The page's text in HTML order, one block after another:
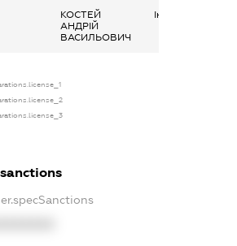
КОСТЕЙ
АНДРІЙ
ВАСИЛЬОВИЧ
Інше, Стипендія